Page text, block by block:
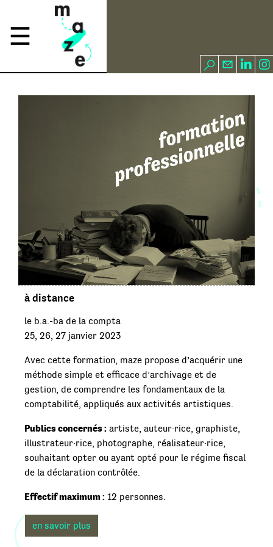
à distance
le b.a.-ba de la compta
25, 26, 27 janvier 2023
Avec cette formation, maze propose d’acquérir une
méthode simple et efficace d’archivage et de
gestion, de comprendre les fondamentaux de la
comptabilité, appliqués aux activités artistiques.
Publics concernés : artiste, auteur·rice, graphiste,
illustrateur·rice, photographe, réalisateur·rice,
souhaitant opter ou ayant opté pour le régime fiscal
de la déclaration contrôlée.
Effectif maximum : 12 personnes.
en savoir plus